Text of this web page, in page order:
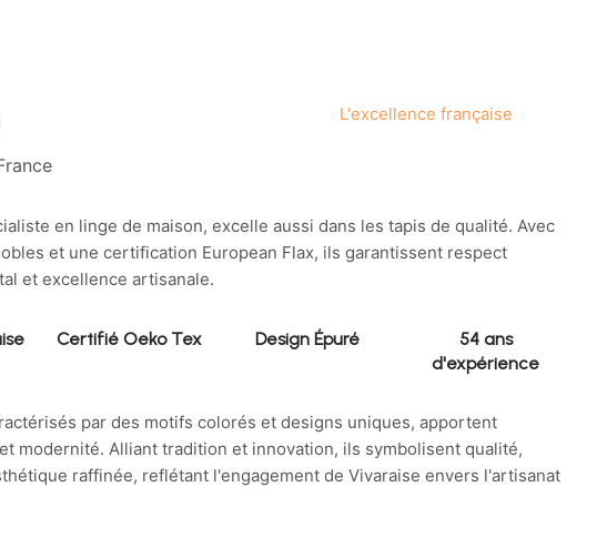
L'excellence française
en linge de maison, excelle aussi dans les tapis de qualité. Avec
et une certification European Flax, ils garantissent respect
et excellence artisanale.
Certifié Oeko Tex Design Épuré
54 ans
d'expérience
par des motifs colorés et designs uniques, apportent
modernité. Alliant tradition et innovation, ils symbolisent qualité,
raffinée, reflétant l'engagement de Vivaraise envers l'artisanat